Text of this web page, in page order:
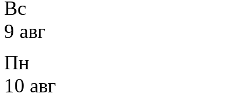
Вс
9 авг
Пн
10 авг